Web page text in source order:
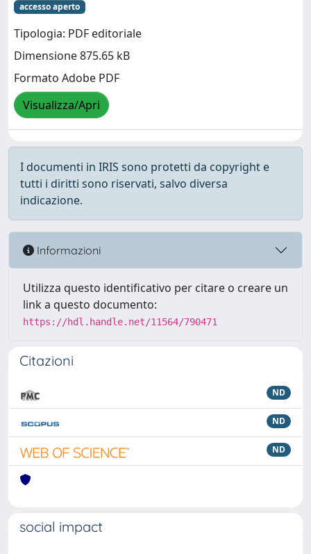
accesso aperto
Tipologia: PDF editoriale
Dimensione 875.65 kB
Formato Adobe PDF
Visualizza/Apri
I documenti in IRIS sono protetti da copyright e
tutti i diritti sono riservati, salvo diversa
indicazione.
Informazioni
Utilizza questo identificativo per citare o creare un
link a questo documento:
https://hdl.handle.net/11564/790471
Citazioni
ND
ND
ND
social impact